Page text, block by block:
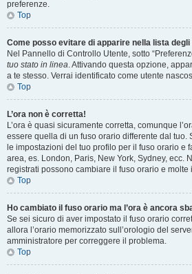
preferenze.
Top
Come posso evitare di apparire nella lista degli
Nel Pannello di Controllo Utente, sotto
tuo stato in linea. Attivando questa opzione,
a te stesso. Verrai identificato come utente
Top
L’ora non è corretta!
L’ora è quasi sicuramente corretta, comunque
essere quella di un fuso orario differente dal tuo.
le impostazioni del tuo profilo per il fuso orario e
area, es. London, Paris, New York, Sydney, ecc.
registrati possono cambiare il fuso orario e molte
Top
Ho cambiato il fuso orario ma l’ora è ancora
Se sei sicuro di aver impostato il fuso orario
allora l’orario memorizzato sull’orologio del
amministratore per correggere il problema.
Top